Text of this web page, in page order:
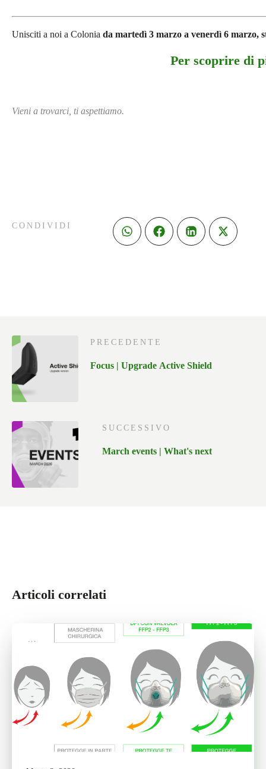
CONDIVIDI
Unisciti a noi a Colonia da martedì 3 marzo a venerdì 6 marzo,
Per scoprire di
Vieni a trovarci, ti aspettiamo.
PRECEDENTE
Focus | Upgrade Active Shield
SUCCESSIVO
March events | What's next
Articoli correlati